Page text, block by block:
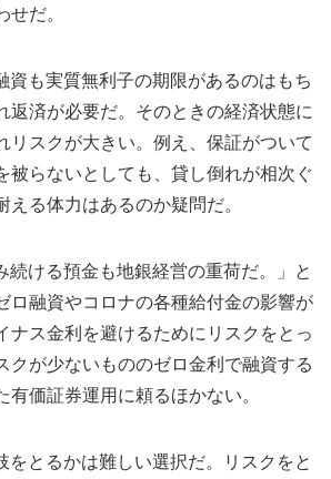
だ。
も実質無利子の期限があるのはもち
返済が必要だ。そのときの経済状態に
リスクが大きい。例え、保証がついて
被らないとしても、貸し倒れが相次ぐ
える体力はあるのか疑問だ。
ける預金も地銀経営の重荷だ。」と
ロ融資やコロナの各種給付金の影響が
ナス金利を避けるためにリスクをとっ
クが少ないもののゼロ金利で融資する
価証券運用に頼るほかない。
とるかは難しい選択だ。リスクをと